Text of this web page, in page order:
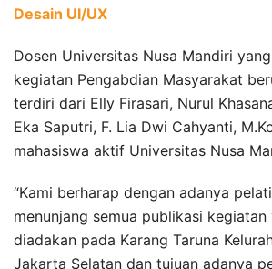
Desain UI/UX
Dosen Universitas Nusa Mandiri
kegiatan Pengabdian Masyarakat
terdiri dari Elly Firasari, Nurul
Eka Saputri, F. Lia Dwi Cahyanti,
mahasiswa aktif Universitas Nusa
“Kami berharap dengan adanya
menunjang semua publikasi kegiatan
diadakan pada Karang Taruna
Jakarta Selatan dan tujuan adanya